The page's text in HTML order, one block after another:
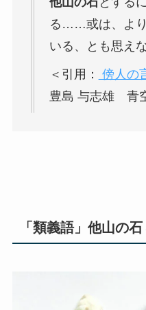
る……或は、よ
いる、とも思え
＜引用： 傍人の
豊島 与志雄 青
「類義語」他山の